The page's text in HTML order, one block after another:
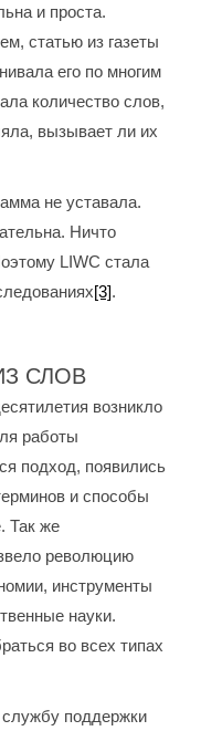
и проста.
статью из газеты
его по многим
количество слов,
вызывает ли их
не уставала.
Ничто
LIWC стала
[3].
СЛОВ
возникло
работы
подход, появились
и способы
Так же
революцию
инструменты
науки.
во всех типах
поддержки